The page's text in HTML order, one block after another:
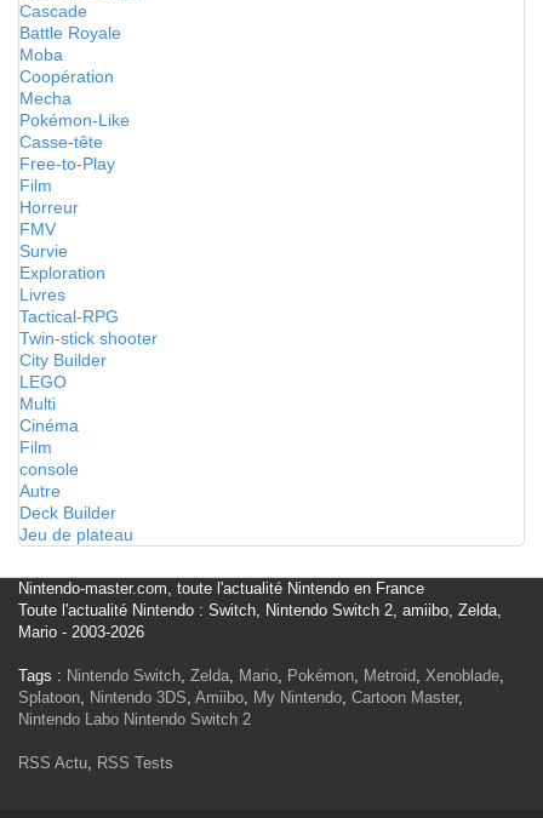
Cascade
Battle Royale
Moba
Coopération
Mecha
Pokémon-Like
Casse-tête
Free-to-Play
Film
Horreur
FMV
Survie
Exploration
Livres
Tactical-RPG
Twin-stick shooter
City Builder
LEGO
Multi
Cinéma
Film
console
Autre
Deck Builder
Jeu de plateau
Nintendo-master.com, toute l'actualité Nintendo en France
Toute l'actualité Nintendo : Switch, Nintendo Switch 2, amiibo, Zelda,
Mario - 2003-2026
Tags : Nintendo Switch, Zelda, Mario, Pokémon, Metroid, Xenoblade,
Splatoon, Nintendo 3DS, Amiibo, My Nintendo, Cartoon Master,
Nintendo Labo Nintendo Switch 2
RSS Actu, RSS Tests